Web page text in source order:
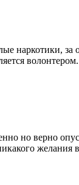
наркотики,
волонтером.
но верно
желания